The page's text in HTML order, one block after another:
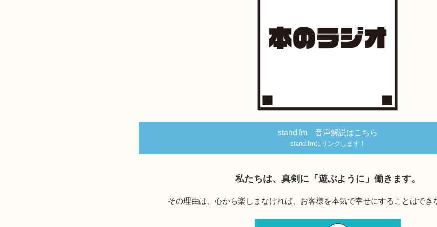
stand.fm 音声解説はこちら
stand.fmにリンクします！
私たちは、真剣に「遊ぶように」働きます。
その理由は、心から楽しまなければ、お客様を本気で幸せにすることはでき